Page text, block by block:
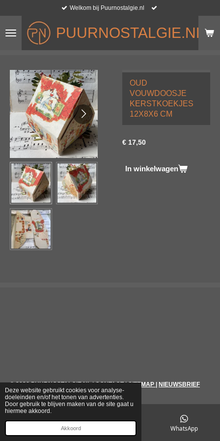
Deze website gebruikt cookies voor analyse-
doeleinden en/of het tonen van advertenties.
Door gebruik te blijven maken van de site gaat u
hiermee akkoord.
Akkoord
naar
hoofdinhoud
PUURNOSTALGIE.NL
Welkom bij Puurnostalgie.nl
OUD
VOUWDOOSJE
KERSTKOEKJES
12X8X6 CM
€ 17,50
In winkelwagen
© 2026 PUURNOSTALGIE.NL|CONTACT|SITEMAP NIEUWSBRIEF
WhatsApp